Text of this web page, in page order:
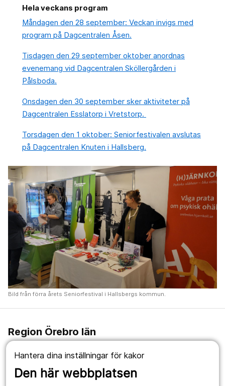
Hantera dina inställningar för kakor
Den här webbplatsen
Hela veckans program
Måndagen den 28 september: Veckan invigs med
program på Dagcentralen Åsen.
Tisdagen den 29 september oktober anordnas
evenemang vid Dagcentralen Sköllergården i
Pålsboda.
Onsdagen den 30 september sker aktiviteter på
Dagcentralen Esslatorp i Vretstorp.
Torsdagen den 1 oktober: Seniorfestivalen avslutas
på Dagcentralen Knuten i Hallsberg.
Bild från förra årets Seniorfestival i Hallsbergs kommun.
Region Örebro län
019-602 10 00
#TillsammansRäddarViLiv